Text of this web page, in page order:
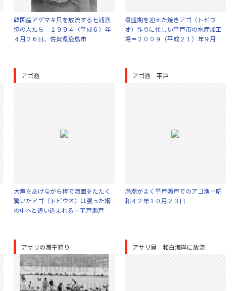
韓国産アゲマキ貝を放流する七浦漁
協の人たち＝１９９４（平成６）年
４月２６日、佐賀県鹿島市
最盛期を迎えた焼きアゴ（トビウ
オ）作りに忙しい平戸市の水産加工
場＝２００９（平成２１）年９月
アゴ漁
大声をあげながら棒で海面をたたく
驚いたアゴ（トビウオ）は張った網
の中へと追い込まれる＝平戸瀬戸
アゴ漁 平戸
渦潮がまく平戸瀬戸でのアゴ漁＝昭
和４２年１０月２３日
アサリの潮干狩り アサリ貝 和白海岸に放流